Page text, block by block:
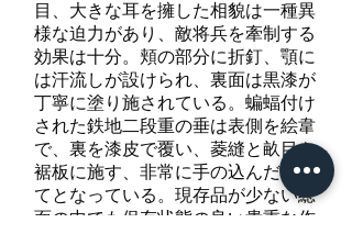
目、大きな耳を擁した相貌は一種異
様な迫力があり、敵将兵を牽制する
効果は十分。頬の部分に折釘、顎に
は汗流しが設けられ、裏面は黒漆が
丁寧に塗り施されている。蝙蝠付け
された鉄地二段重の垂は表側を絵韋
で、裏を漆皮で覆い、菱縫と畝目を
裾板に施す、非常に手の込んだ仕立
てとなっている。現存品が少ない総
面の中でも保存状態の良い貴重な作